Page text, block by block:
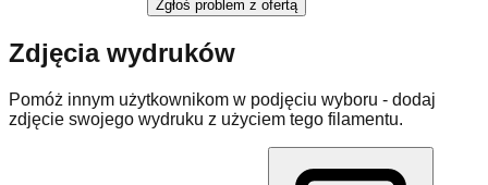
Zgłoś problem z ofertą
Zdjęcia wydruków
Pomóż innym użytkownikom w podjęciu wyboru - dodaj
zdjęcie swojego wydruku z użyciem tego filamentu.